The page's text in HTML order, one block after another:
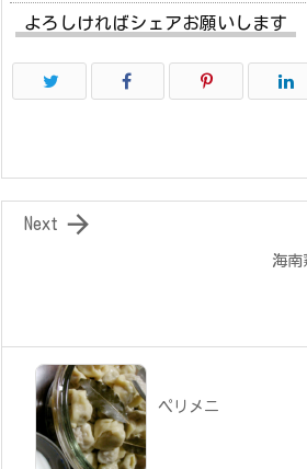
よろしければシェアお願いします
海南

Next
ペリメニ